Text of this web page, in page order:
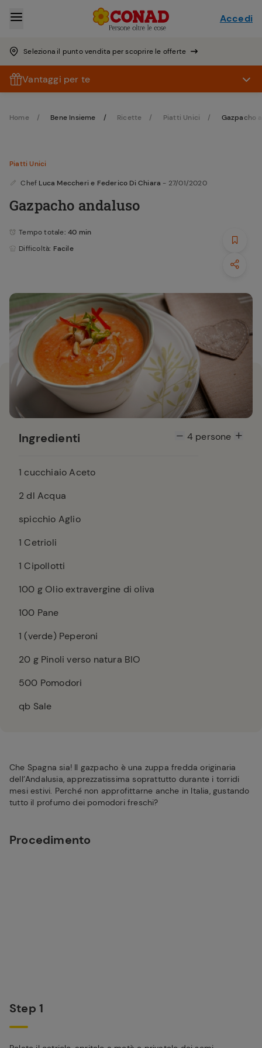
Seleziona il punto vendita per scoprire le offerte
Accedi
Vantaggi per te
Home Bene Insieme Ricette Piatti Unici Gazpacho
Piatti Unici
Chef Luca Meccheri e Federico Di Chiara - 27/01/2020
Gazpacho andaluso
Tempo totale: 40 min
Difficoltà: Facile
Ingredienti 4persone
1 cucchiaio Aceto
2 dl Acqua
spicchio Aglio
1 Cetrioli
1 Cipollotti
100 g Olio extravergine di oliva
100 Pane
1 (verde) Peperoni
20 g Pinoli verso natura BIO
500 Pomodori
qb Sale
Che Spagna sia! Il gazpacho è una zuppa fredda originaria
dell’Andalusia, apprezzatissima soprattutto durante i torridi
mesi estivi. Perché non approfittarne anche in Italia, gustando
tutto il profumo dei pomodori freschi?
Procedimento
Step 1